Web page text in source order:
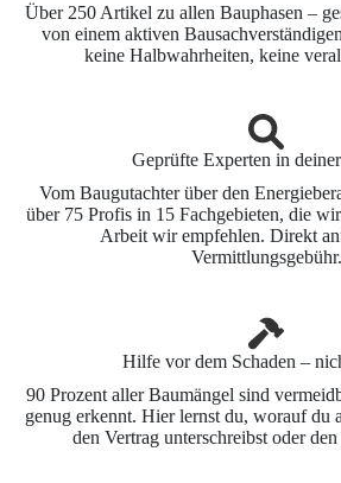
Über 250 Artikel zu allen Bauphasen –
von einem aktiven
keine Halbwahrheiten, keine
Geprüfte Experten in
Vom Baugutachter über den
über 75 Profis in 15 Fachgebieten, die
Arbeit wir empfehlen. Direkt
Vermittlungsgebühr.
Hilfe vor dem Schaden –
90 Prozent aller Baumängel sind
genug erkennt. Hier lernst du, worauf du
den Vertrag unterschreibst oder